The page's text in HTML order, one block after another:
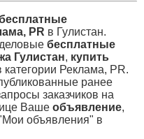
PR в Гулистан.
бесплатные
Гулистан, купить
категории Реклама, PR.
ранее
заказчиков на
Ваше объявление,
объявления" в